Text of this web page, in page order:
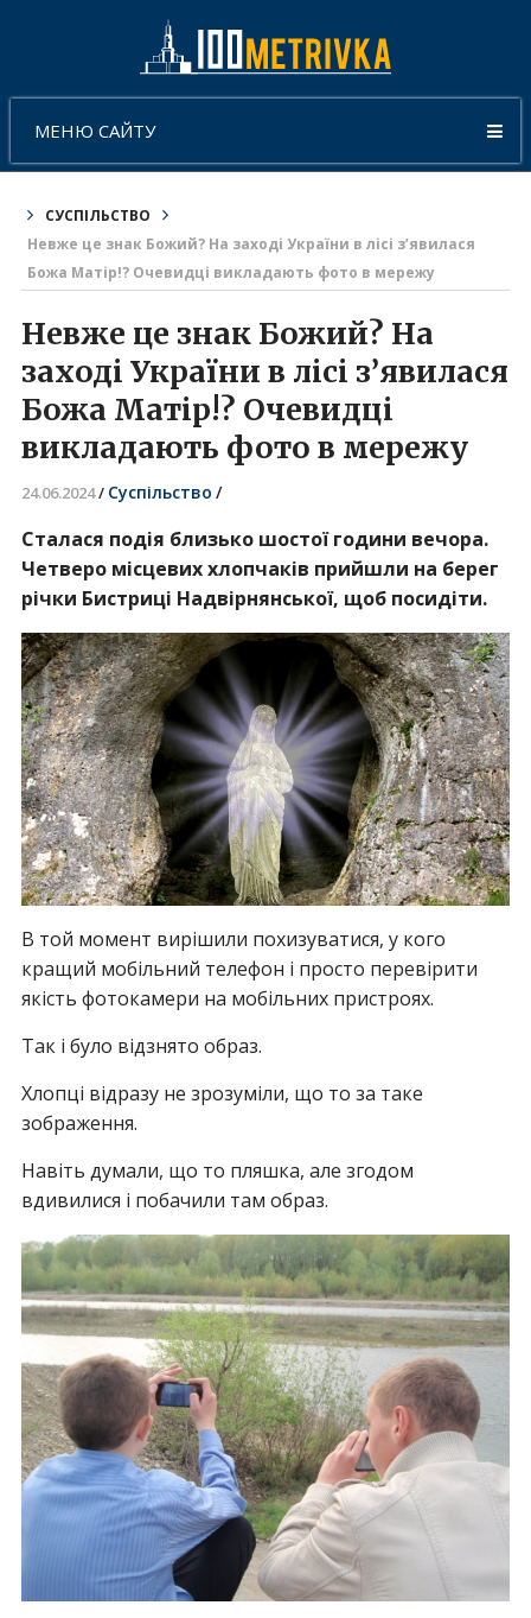
МЕНЮ САЙТУ
СУСПІЛЬСТВО
Невже це знак Божий? На заході України в лісі з’явилася
Божа Матір!? Очевидці викладають фото в мережу
Невже це знак Божий? На
заході України в лісі з’явилася
Божа Матір!? Очевидці
викладають фото в мережу
24.06.2024/ Суспільство /
Сталася подія близько шостої години вечора.
Четверо місцевих хлопчаків прийшли на берег
річки Бистриці Надвірнянської, щоб посидіти.
В той момент вирішили похизуватися, у кого
кращий мобільний телефон і просто перевірити
якість фотокамери на мобільних пристроях.
Так і було відзнято образ.
Хлопці відразу не зрозуміли, що то за таке
зображення.
Навіть думали, що то пляшка, але згодом
вдивилися і побачили там образ.